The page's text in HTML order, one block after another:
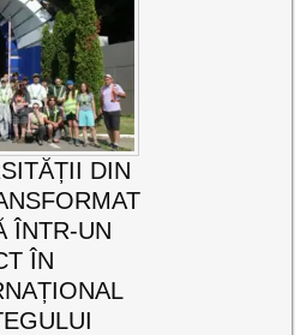
DIN
ÎNTR-UN
ÎN